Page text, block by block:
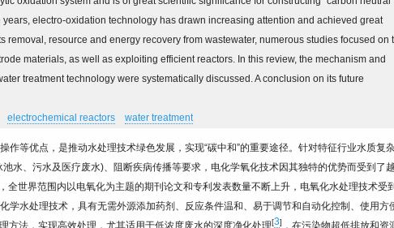
electro-oxidation technology has drawn increasing attention and achieved great
removal, resource and energy recovery from wastewater, numerous studies focused on
materials, as well as exploiting efficient reactors. In this review, the mechanism and
treatment technology were systematically discussed. A conclusion on its future
electrochemical reactors water treatment
作等优点，是推动水处理技术绿色发展，实现“碳中和”的重要途径。针对特征行业水质复杂
水、污水及医疗废水)、阻断疾病传播等要求，电化学氧化技术因其独特的优势而受到了
全世界范围内以电氧化为主题的期刊论文和专利发表数量不断上升，电氧化水处理技术受
学水处理技术，具有无需外源添加药剂、反应条件温和、易于调节和自动化控制、使用方
[3]